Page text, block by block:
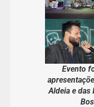
Evento
Aldeia e das